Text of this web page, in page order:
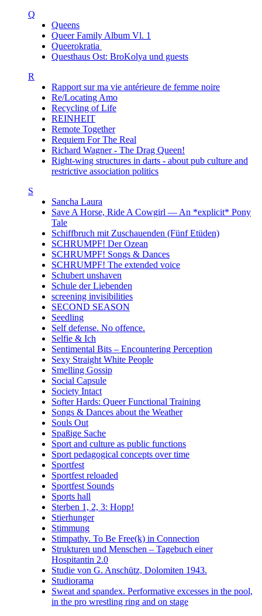
Q
Queens
Queer Family Album Vl. 1
Queerokratia
Questhaus Ost: BroKolya und guests
R
Rapport sur ma vie antérieure de femme noire
Re/Locating Amo
Recycling of Life
REINHEIT
Remote Together
Requiem For The Real
Richard Wagner - The Drag Queen!
Right-wing structures in darts - about pub culture and
restrictive association politics
S
Sancha Laura
Save A Horse, Ride A Cowgirl — An *explicit* Pony
Tale
Schiffbruch mit Zuschauenden (Fünf Etüden)
SCHRUMPF! Der Ozean
SCHRUMPF! Songs & Dances
SCHRUMPF! The extended voice
Schubert unshaven
Schule der Liebenden
screening invisibilities
SECOND SEASON
Seedling
Self defense. No offence.
Selfie & Ich
Sentimental Bits – Encountering Perception
Sexy Straight White People
Smelling Gossip
Social Capsule
Society Intact
Softer Hards: Queer Functional Training
Songs & Dances about the Weather
Souls Out
Spaßige Sache
Sport and culture as public functions
Sport pedagogical concepts over time
Sportfest
Sportfest reloaded
Sportfest Sounds
Sports hall
Sterben 1, 2, 3: Hopp!
Stierhunger
Stimmung
Stimpathy. To Be Free(k) in Connection
Strukturen und Menschen – Tagebuch einer
Hospitantin 2.0
Studie von G. Anschütz, Dolomiten 1943.
Studiorama
Sweat and spandex. Performative excesses in the pool,
in the pro wrestling ring and on stage